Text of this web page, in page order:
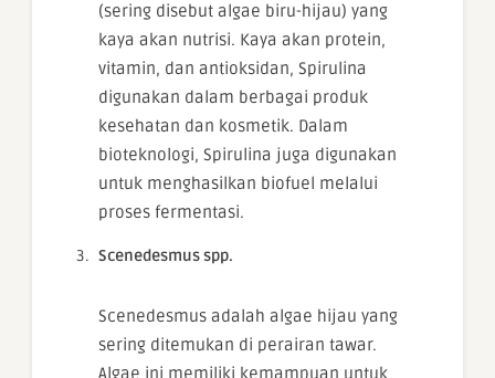
(sering disebut algae biru-hijau) yang
kaya akan nutrisi. Kaya akan protein,
vitamin, dan antioksidan, Spirulina
digunakan dalam berbagai produk
kesehatan dan kosmetik. Dalam
bioteknologi, Spirulina juga digunakan
untuk menghasilkan biofuel melalui
proses fermentasi.
Scenedesmus spp.
Scenedesmus adalah algae hijau yang
sering ditemukan di perairan tawar.
Algae ini memiliki kemampuan untuk